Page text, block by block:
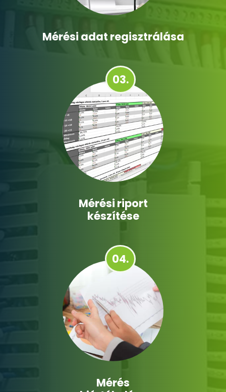
Mérési adat regisztrálása
Mérési riport
készítése
03.
Mérés
04.